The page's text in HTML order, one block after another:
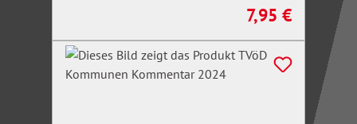
Regulärer Preis:
7,95 €